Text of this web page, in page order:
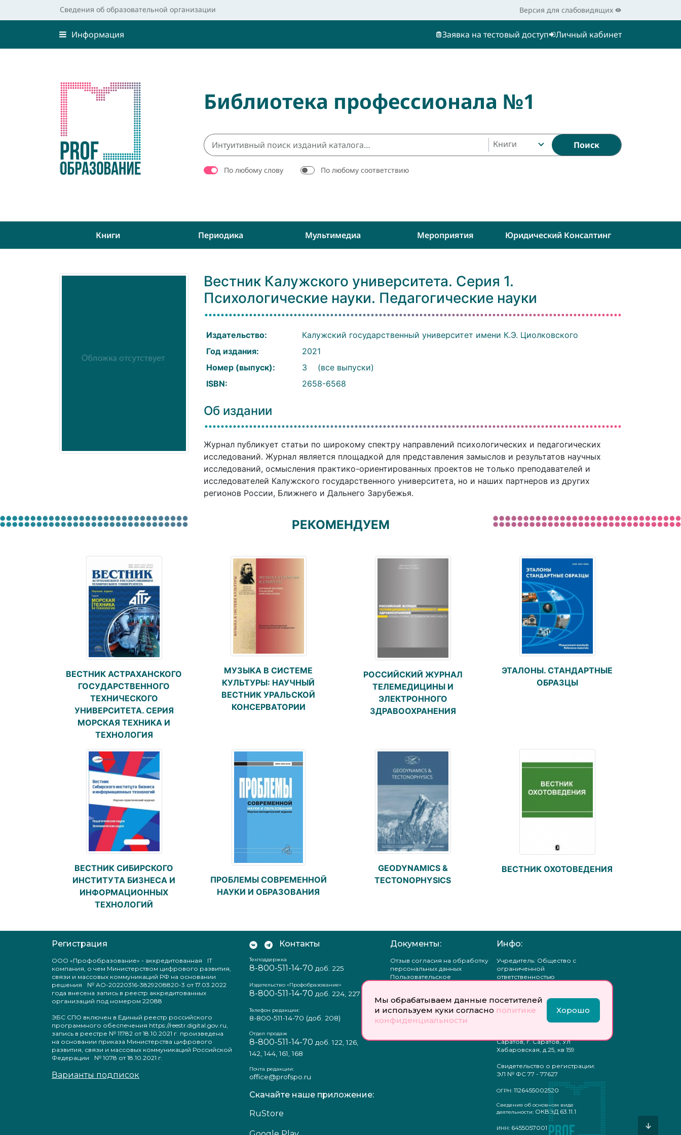
Мы обрабатываем данные посетителей
и используем куки согласно политике
конфиденциальности
Хорошо
Сведения об образовательной организации Версия для слабовидящих
Информация Заявка на тестовый доступ Личный кабинет
Библиотека профессионала №1
Книги Поиск
По любому слову По любому соответствию
Книги Периодика Мультимедиа Мероприятия Юридический Консалтинг
Вестник Калужского университета. Серия 1.
Психологические науки. Педагогические науки
Издательство:
Калужский государственный университет имени К.Э. Циолковского
Год издания:
2021
Номер (выпуск):
3
(все выпуски)
ISBN:
2658-6568
Об издании
Журнал публикует статьи по широкому спектру направлений психологических и педагогических
исследований. Журнал является площадкой для представления замыслов и результатов научных
исследований, осмысления практико-ориентированных проектов не только преподавателей и
исследователей Калужского государственного университета, но и наших партнеров из других
регионов России, Ближнего и Дальнего Зарубежья.
РЕКОМЕНДУЕМ
ВЕСТНИК АСТРАХАНСКОГО
ГОСУДАРСТВЕННОГО
ТЕХНИЧЕСКОГО
УНИВЕРСИТЕТА. СЕРИЯ
МОРСКАЯ ТЕХНИКА И
ТЕХНОЛОГИЯ
МУЗЫКА В СИСТЕМЕ
КУЛЬТУРЫ: НАУЧНЫЙ
ВЕСТНИК УРАЛЬСКОЙ
КОНСЕРВАТОРИИ
РОССИЙСКИЙ ЖУРНАЛ
ТЕЛЕМЕДИЦИНЫ И
ЭЛЕКТРОННОГО
ЗДРАВООХРАНЕНИЯ
ЭТАЛОНЫ. СТАНДАРТНЫЕ
ОБРАЗЦЫ
ВЕСТНИК СИБИРСКОГО
ИНСТИТУТА БИЗНЕСА И
ИНФОРМАЦИОННЫХ
ТЕХНОЛОГИЙ
ПРОБЛЕМЫ СОВРЕМЕННОЙ
НАУКИ И ОБРАЗОВАНИЯ
GEODYNAMICS &
TECTONOPHYSICS
ВЕСТНИК ОХОТОВЕДЕНИЯ
Регистрация
ООО «Профобразование» - аккредитованная IT
компания, о чем Министерством цифрового развития,
связи и массовых коммуникаций РФ на основании
решения № АО-20220316-3829208820-3 от 17.03.2022
года внесена запись в реестр аккредитованных
организаций под номером 22088
ЭБС СПО включен в Единый реестр российского
программного обеспечения https://reestr.digital.gov.ru,
запись в реестре № 11782 от 18.10.2021 г. произведена
на основании приказа Министерства цифрового
развития, связи и массовых коммуникаций Российской
Федерации № 1078 от 18.10.2021 г.
Варианты подписок
Контакты
Техподдержка
8-800-511-14-70 доб. 225
Издательство «Профобразование»
8-800-511-14-70 доб. 224, 227
Телефон редакции:
8-800-511-14-70 (доб. 208)
Отдел продаж
8-800-511-14-70 доб. 122, 126,
142, 144, 161, 168
Почта редакции:
office@profspo.ru
Скачайте наше приложение:
RuStore
Документы:
Отзыв согласия на обработку
персональных данных
Пользовательское
конфиденциальности
Положение о защите
персональных данных
Согласие на обработку
Инфо:
Учредитель: Общество с
ограниченной
ответственностью
Главный редактор: Богатырева
Е. А.
Саратов, г. Саратов, Ул
Хабаровская, д.25, кв 159
Свидетельство о регистрации:
ЭЛ № ФС 77 - 77627
ОГРН: 1126455002520
Сведения об основном виде
деятельности: ОКВЭД 63.11.1
ИНН: 6455057001 ↓